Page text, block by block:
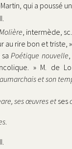
qui a poussé
, intermède, sc.
au rire bon et triste, »
saPoétique nouvelle
»M. de
et son
ses œuvres et ses